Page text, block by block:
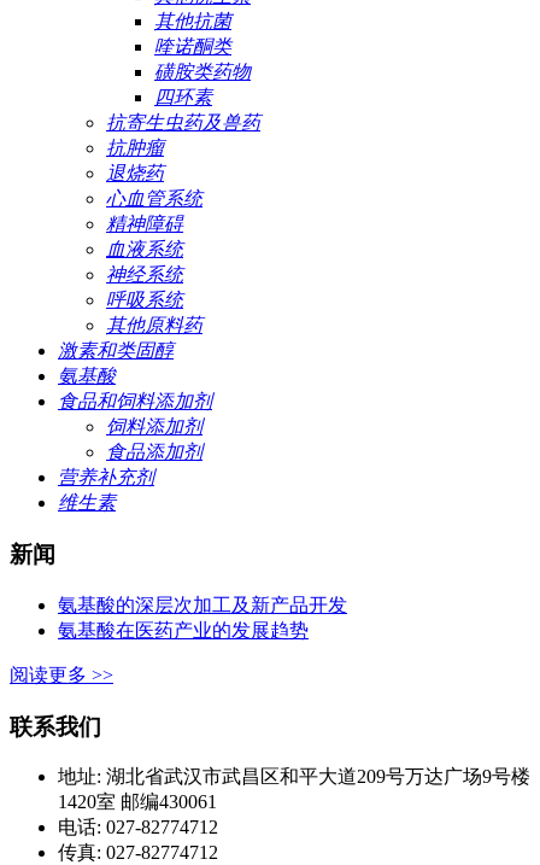
其他抗菌
喹诺酮类
磺胺类药物
四环素
抗寄生虫药及兽药
抗肿瘤
退烧药
心血管系统
精神障碍
血液系统
神经系统
呼吸系统
其他原料药
激素和类固醇
氨基酸
食品和饲料添加剂
饲料添加剂
食品添加剂
营养补充剂
维生素
新闻
氨基酸的深层次加工及新产品开发
氨基酸在医药产业的发展趋势
阅读更多 >>
联系我们
地址: 湖北省武汉市武昌区和平大道209号万达广场9号楼
1420室 邮编430061
电话: 027-82774712
传真: 027-82774712